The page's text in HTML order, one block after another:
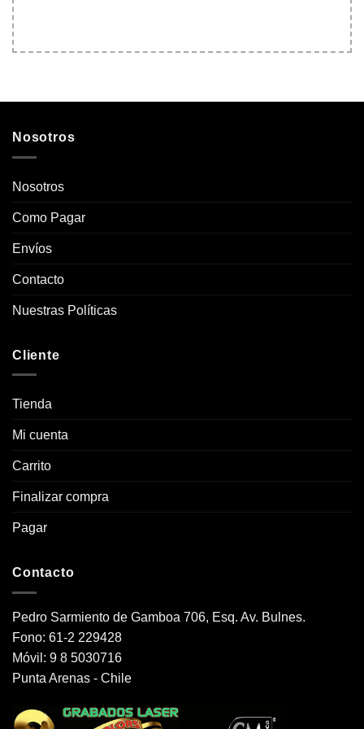
Nosotros
Nosotros
Como Pagar
Envíos
Contacto
Nuestras Políticas
Cliente
Tienda
Mi cuenta
Carrito
Finalizar compra
Pagar
Contacto
Pedro Sarmiento de Gamboa 706, Esq. Av. Bulnes.
Fono: 61-2 229428
Móvil: 9 8 5030716
Punta Arenas - Chile